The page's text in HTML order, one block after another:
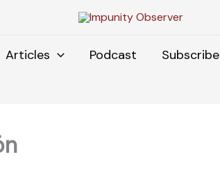
Articles Podcast Subscribe